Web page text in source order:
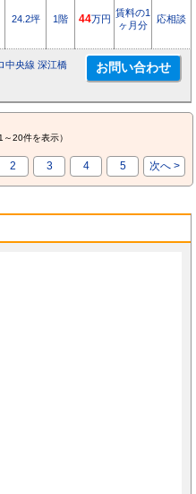
24.2坪 1階 44万円
賃料の1
ヶ月分
応相談
中央線 深江橋
1～20件を表示）
2 3 4 5 次へ >